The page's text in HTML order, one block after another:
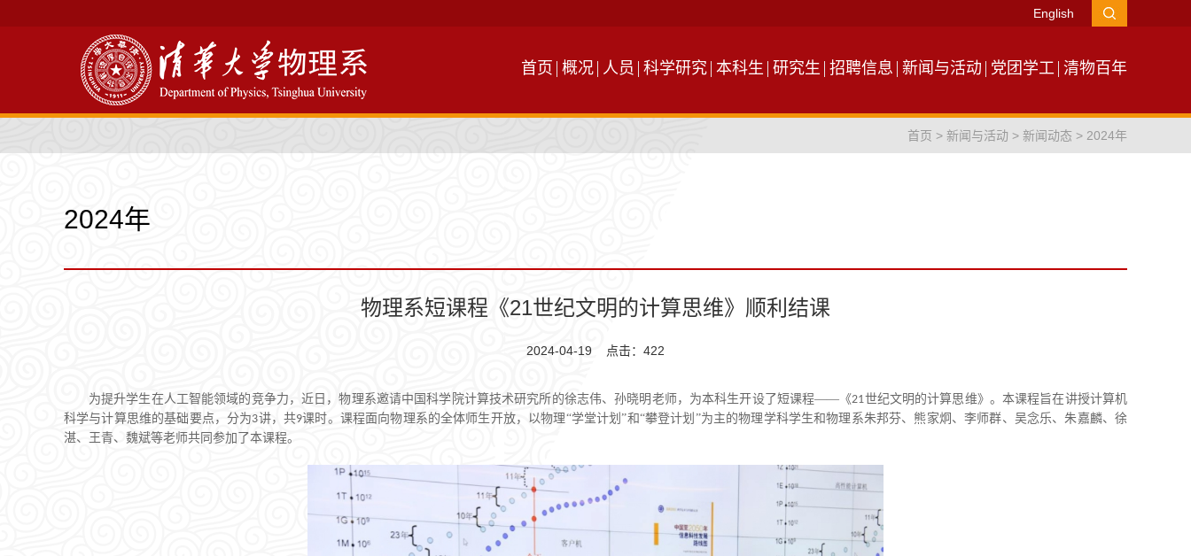
English
首页 概况 人员 科学研究 本科生 研究生 招聘信息 新闻与活动 党团学工 清物百年
首页 > 新闻与活动 > 新闻动态 > 2024年
2024年
物理系短课程《21世纪文明的计算思维》顺利结课
2024-04-19 点击： 422
为提升学生在人工智能领域的竞争力，近日，物理系邀请中国科学院计算技术研究所的徐志伟、孙晓明老师，为本科生开设了短课程——《21世纪文明的计算思维》。本课程旨在讲授计算机
科学与计算思维的基础要点，分为3讲，共9课时。课程面向物理系的全体师生开放，以物理“学堂计划”和“攀登计划”为主的物理学科学生和物理系朱邦芬、熊家炯、李师群、吴念乐、朱嘉麟、徐
湛、王青、魏斌等老师共同参加了本课程。